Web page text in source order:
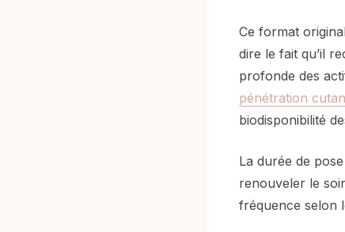
Ce format
dire le fait qu’il
profonde des
pénétration
biodisponibilité
La durée de
renouveler le
fréquence selon